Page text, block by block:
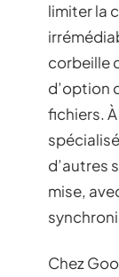
limiter la
corbeille
d’option
fichiers.
d’autres
mise,
Chez